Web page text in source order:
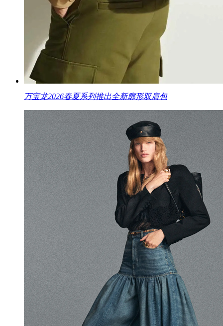
万宝龙2026春夏系列推出全新廓形双肩包